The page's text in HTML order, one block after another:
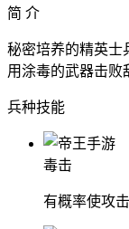
简 介
秘密培养的精英士
用涂毒的武器击败
兵种技能
毒击
有概率使攻